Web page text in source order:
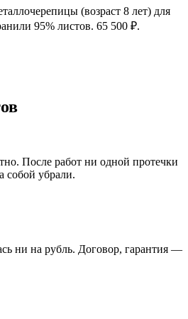
(возраст 8 лет) для
95% листов. 65 500 ₽.
После работ ни одной протечки
собой убрали.
ни на рубль. Договор, гарантия —